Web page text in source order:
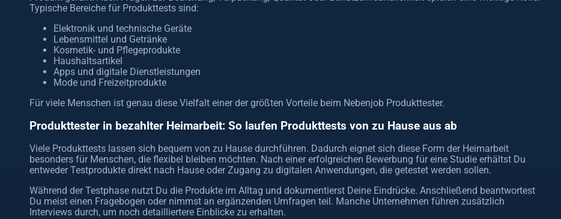
Typische Bereiche für Produkttests sind:
Elektronik und technische Geräte
Lebensmittel und Getränke
Kosmetik- und Pflegeprodukte
Haushaltsartikel
Apps und digitale Dienstleistungen
Mode und Freizeitprodukte
Für viele Menschen ist genau diese Vielfalt einer der größten Vorteile beim Nebenjob Produkttester.
Produkttester in bezahlter Heimarbeit: So laufen Produkttests von zu Hause aus ab
Viele Produkttests lassen sich bequem von zu Hause durchführen. Dadurch eignet sich diese Form der Heimarbeit
besonders für Menschen, die flexibel bleiben möchten. Nach einer erfolgreichen Bewerbung für eine Studie erhältst Du
entweder Testprodukte direkt nach Hause oder Zugang zu digitalen Anwendungen, die getestet werden sollen.
Während der Testphase nutzt Du die Produkte im Alltag und dokumentierst Deine Eindrücke. Anschließend beantwortest
Du meist einen Fragebogen oder nimmst an ergänzenden Umfragen teil. Manche Unternehmen führen zusätzlich
Interviews durch, um noch detailliertere Einblicke zu erhalten.